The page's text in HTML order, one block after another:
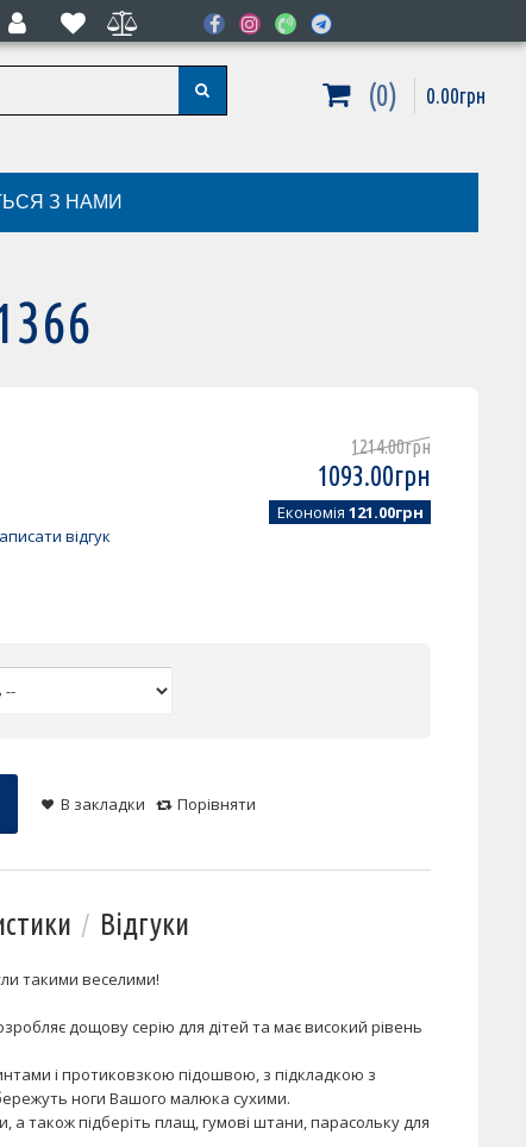
0 0.00грн
З НАМИ
1214.00грн
1093.00грн
Економія 121.00грн
відгук
В закладки Порівняти
Відгуки
такими веселими!
дощову серію для дітей та має високий рівень
і протиковзкою підошвою, з підкладкою з
ноги Вашого малюка сухими.
а також підберіть плащ, гумові штани, парасольку для